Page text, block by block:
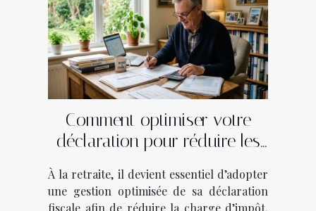
Comment optimiser votre
déclaration pour réduire les
À la retraite, il devient essentiel d’adopter
une gestion optimisée de sa déclaration
fiscale afin de réduire la charge d’impôt.